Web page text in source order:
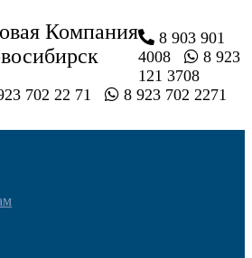
Компания
8 903 901
4008
8 923
121 3708
702 22 71
8 923 702 2271